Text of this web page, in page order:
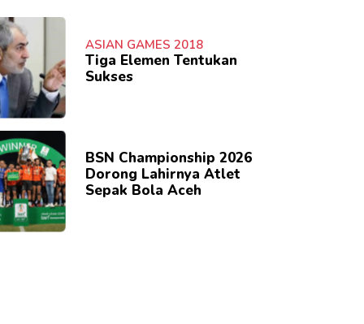
ASIAN GAMES 2018
Tiga Elemen Tentukan
Sukses
BSN Championship 2026
Dorong Lahirnya Atlet
Sepak Bola Aceh